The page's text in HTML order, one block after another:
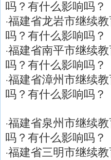
吗？有什么影响吗？
·福建省龙岩市继续
吗？有什么影响吗？
·福建省南平市继续
吗？有什么影响吗？
·福建省漳州市继续
吗？有什么影响吗？
·福建省泉州市继续
吗？有什么影响吗？
·福建省三明市继续